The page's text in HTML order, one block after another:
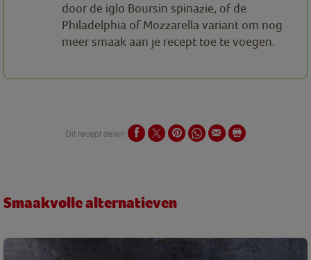
door de iglo Boursin spinazie, of de
Philadelphia of Mozzarella variant om nog
meer smaak aan je recept toe te voegen.
Dit recept delen
Smaakvolle alternatieven